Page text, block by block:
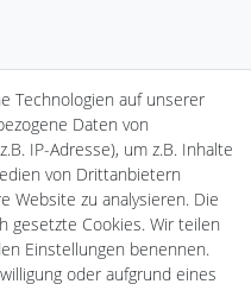
Technologien auf unserer
Daten von
IP-Adresse), um z.B. Inhalte
von Drittanbietern
Website zu analysieren. Die
gesetzte Cookies. Wir teilen
Einstellungen benennen.
oder aufgrund eines